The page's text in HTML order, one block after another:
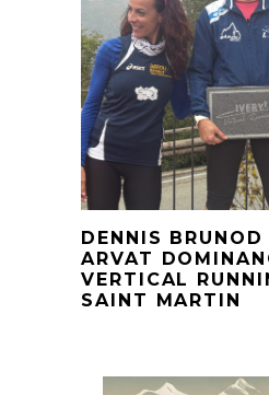
DENNIS
ARVAT
VERTICAL
SAINT MARTIN